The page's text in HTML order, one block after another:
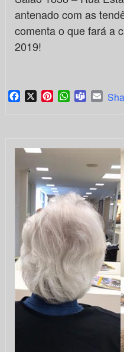
antenado com as
comenta o que fará a
2019!
Facebook
X PinterestWhatsApp
Teams